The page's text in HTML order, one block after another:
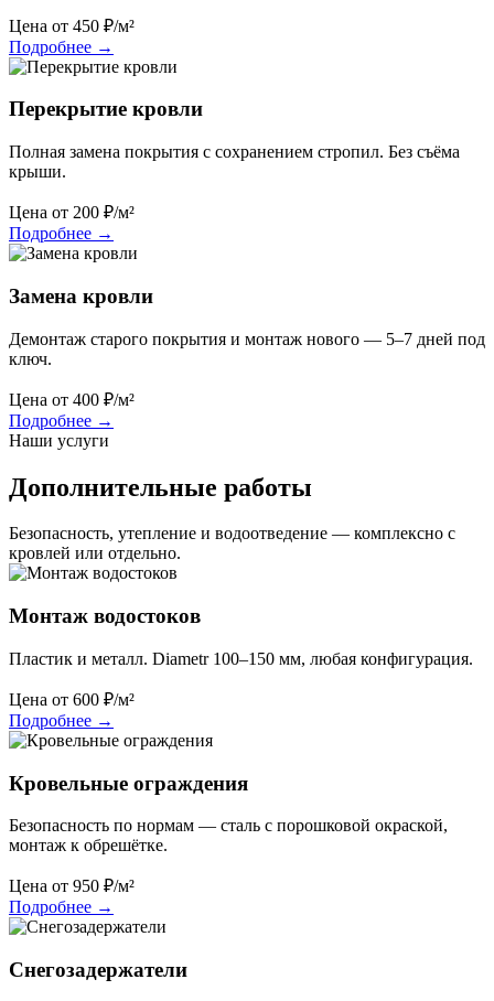
Цена от 450 ₽/м²
Подробнее →
Перекрытие кровли
Полная замена покрытия с сохранением стропил. Без съёма
крыши.
Цена от 200 ₽/м²
Подробнее →
Замена кровли
Демонтаж старого покрытия и монтаж нового — 5–7 дней под
ключ.
Цена от 400 ₽/м²
Подробнее →
Наши услуги
Дополнительные работы
Безопасность, утепление и водоотведение — комплексно с
кровлей или отдельно.
Монтаж водостоков
Пластик и металл. Diametr 100–150 мм, любая конфигурация.
Цена от 600 ₽/м²
Подробнее →
Кровельные ограждения
Безопасность по нормам — сталь с порошковой окраской,
монтаж к обрешётке.
Цена от 950 ₽/м²
Подробнее →
Снегозадержатели